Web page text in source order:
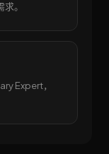
。
Expert，